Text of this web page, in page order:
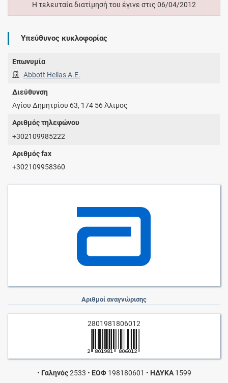
Η τελευταία διατίμησή του έγινε στις 06/04/2012
Υπεύθυνος κυκλοφορίας
Επωνυμία
Abbott Hellas Α.Ε.
Διεύθυνση
Αγίου Δημητρίου 63, 174 56 Άλιμος
Αριθμός τηλεφώνου
+302109985222
Αριθμός fax
+302109958360
Αριθμοί αναγνώρισης
2801981806012
• Γαληνός2533 • ΕΟΦ198180601 • ΗΔΥΚΑ1599